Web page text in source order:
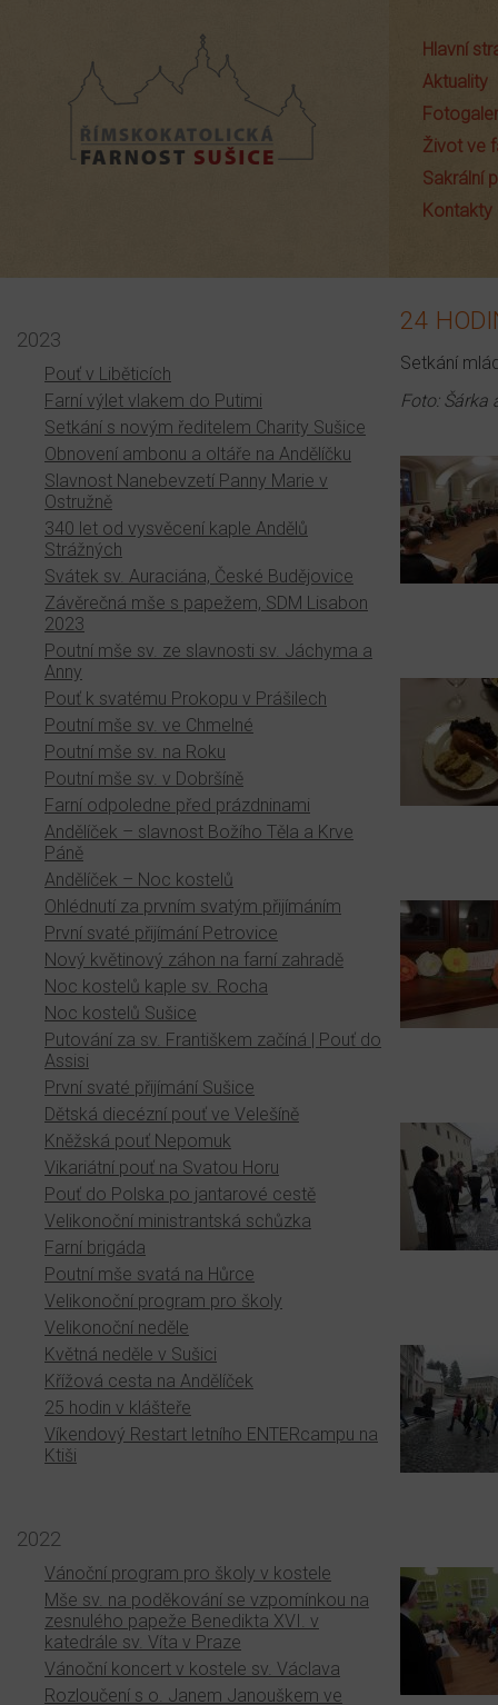
Hlavní
Aktuality
Život ve
Sakrální
Kontakty
24
Setkání
Foto: Šárka
2023
Pouť v Liběticích
Farní výlet vlakem do Putimi
Setkání s novým ředitelem Charity Sušice
Obnovení ambonu a oltáře na Andělíčku
Slavnost Nanebevzetí Panny Marie v
Ostružně
340 let od vysvěcení kaple Andělů
Strážných
Svátek sv. Auraciána, České Budějovice
Závěrečná mše s papežem, SDM Lisabon
2023
Poutní mše sv. ze slavnosti sv. Jáchyma a
Anny
Pouť k svatému Prokopu v Prášilech
Poutní mše sv. ve Chmelné
Poutní mše sv. na Roku
Poutní mše sv. v Dobršíně
Farní odpoledne před prázdninami
Andělíček – slavnost Božího Těla a Krve
Páně
Andělíček – Noc kostelů
Ohlédnutí za prvním svatým přijímáním
První svaté přijímání Petrovice
Nový květinový záhon na farní zahradě
Noc kostelů kaple sv. Rocha
Noc kostelů Sušice
Putování za sv. Františkem začíná | Pouť do
Assisi
První svaté přijímání Sušice
Dětská diecézní pouť ve Velešíně
Kněžská pouť Nepomuk
Vikariátní pouť na Svatou Horu
Pouť do Polska po jantarové cestě
Velikonoční ministrantská schůzka
Farní brigáda
Poutní mše svatá na Hůrce
Velikonoční program pro školy
Velikonoční neděle
Květná neděle v Sušici
Křížová cesta na Andělíček
25 hodin v klášteře
Víkendový Restart letního ENTERcampu na
Ktiši
2022
Vánoční program pro školy v kostele
Mše sv. na poděkování se vzpomínkou na
zesnulého papeže Benedikta XVI. v
katedrále sv. Víta v Praze
Vánoční koncert v kostele sv. Václava
Rozloučení s o. Janem Janouškem ve